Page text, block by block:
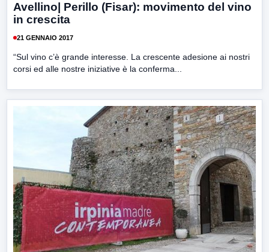
Avellino| Perillo (Fisar): movimento del vino
in crescita
21 GENNAIO 2017
“Sul vino c’è grande interesse. La crescente adesione ai nostri
corsi ed alle nostre iniziative è la conferma...